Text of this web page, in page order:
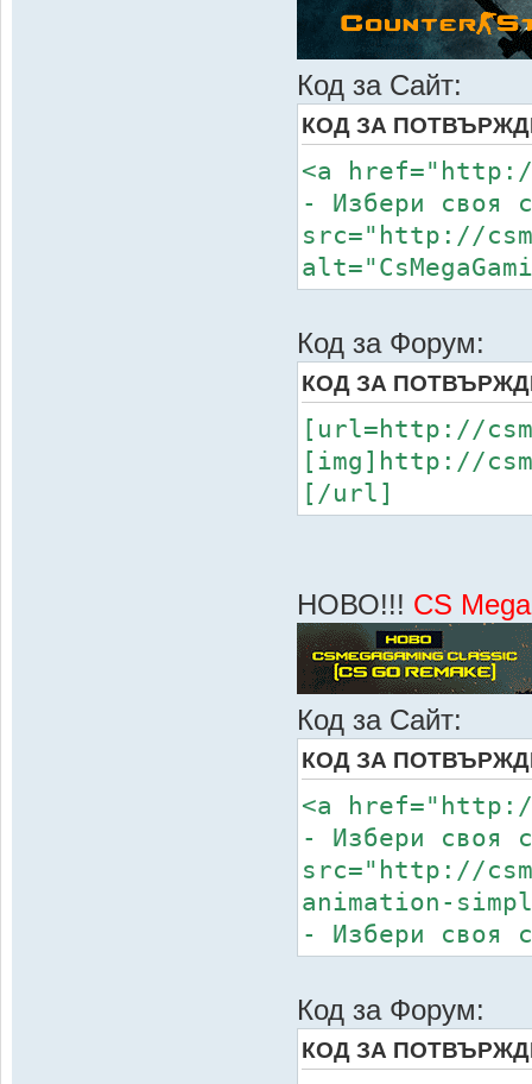
Код за Сайт:
КОД ЗА
<a href="http://
- Избери своя
src="http://
Код за Форум:
КОД ЗА
[url=http://
[img]http://
[/url]
НОВО!!! CS
Код за Сайт:
КОД ЗА
<a href="http://
- Избери своя
src="http://
animation-
- Избери своя
Код за Форум:
КОД ЗА